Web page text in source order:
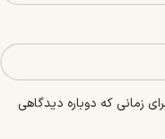
زمانی که دوباره دیدگاهی